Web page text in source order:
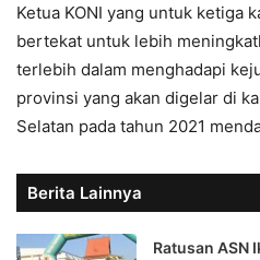
Ketua KONI yang untuk ketiga
bertekat untuk lebih
terlebih dalam menghadapi
provinsi yang akan digelar di
Selatan pada tahun 2021
Berita Lainnya
Ratusan ASN